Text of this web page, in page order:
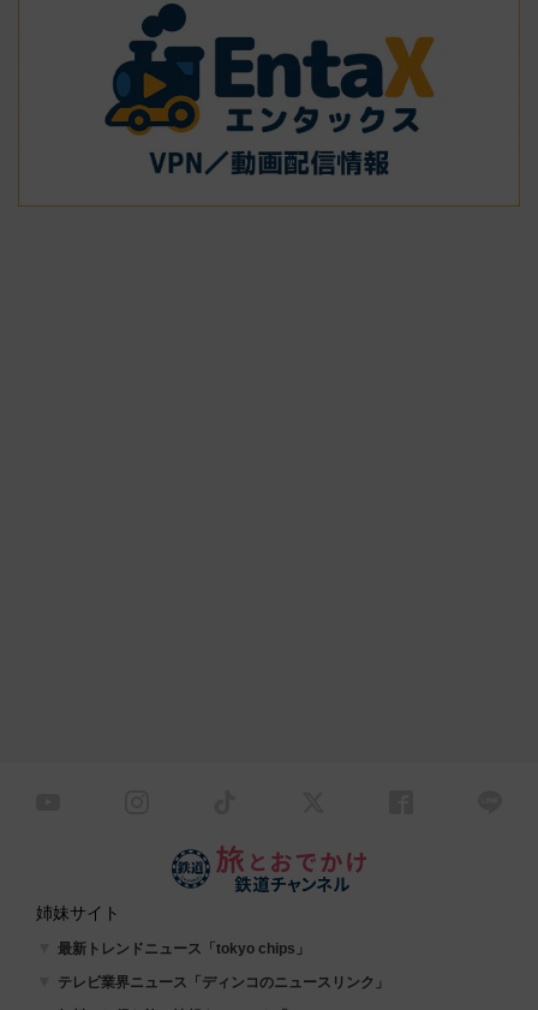
姉妹サイト
最新トレンドニュース「tokyo chips」
テレビ業界ニュース「ディンコのニュースリンク」